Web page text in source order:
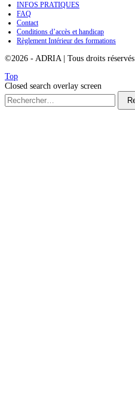
INFOS PRATIQUES
FAQ
Contact
Conditions d’accès et handicap
Règlement Intérieur des formations
©2026 - ADRIA Tous droits réservés
Top
Closed search overlay screen
Recherche
pour :